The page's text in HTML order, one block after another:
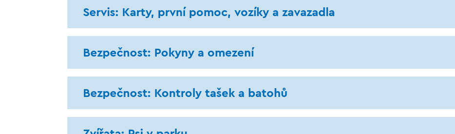
Servis: Karty, první pomoc, vozíky a zavazadla
Bezpečnost: Pokyny a omezení
Bezpečnost: Kontroly tašek a batohů